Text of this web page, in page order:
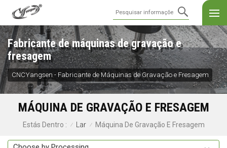
Fabricante de máquinas de gravação e
fresagem
CNCYangsen - Fabricante de Máquinas de Gravação e Fresagem
MÁQUINA DE GRAVAÇÃO E FRESAGEM
Estás Dentro : / Lar / Máquina De Gravação E Fresagem